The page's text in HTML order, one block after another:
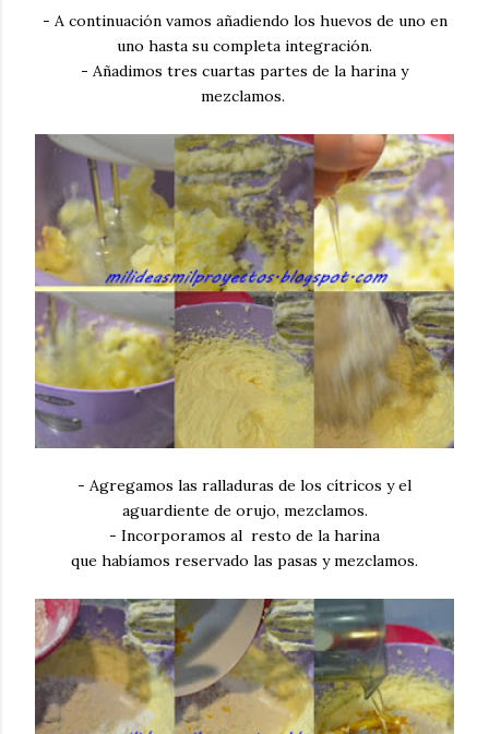
- A continuación vamos añadiendo los huevos de uno en
uno hasta su completa integración.
- Añadimos tres cuartas partes de la harina y
mezclamos.
- Agregamos las ralladuras de los cítricos y el
aguardiente de orujo, mezclamos.
- Incorporamos al resto de la harina
que habíamos reservado las pasas y mezclamos.